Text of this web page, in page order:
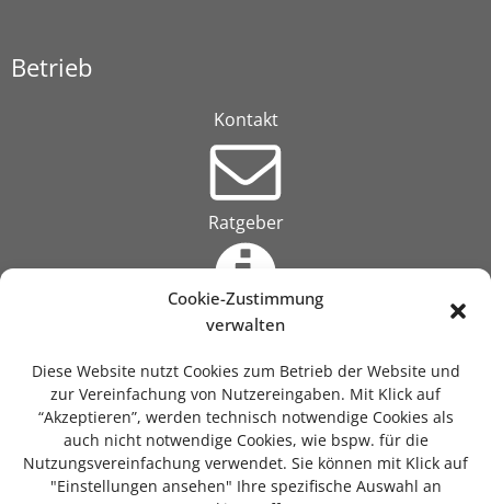
Cookie-Zustimmung
verwalten
Diese Website nutzt Cookies zum Betrieb der Website und
zur Vereinfachung von Nutzereingaben. Mit Klick auf
“Akzeptieren”, werden technisch notwendige Cookies als
auch nicht notwendige Cookies, wie bspw. für die
Nutzungsvereinfachung verwendet. Sie können mit Klick auf
"Einstellungen ansehen" Ihre spezifische Auswahl an
Betrieb
Kontakt
Ratgeber
Über uns
Suche